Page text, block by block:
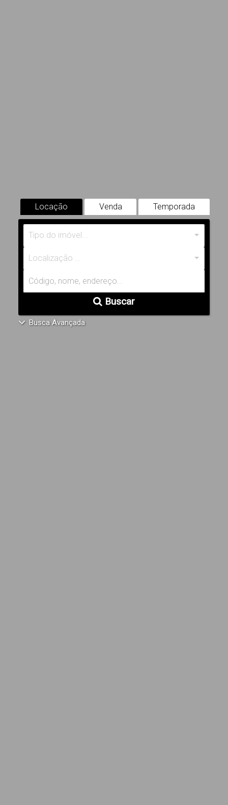
Locação Venda Temporada
Tipo do imóvel...
Localização ...
Buscar
Busca Avançada